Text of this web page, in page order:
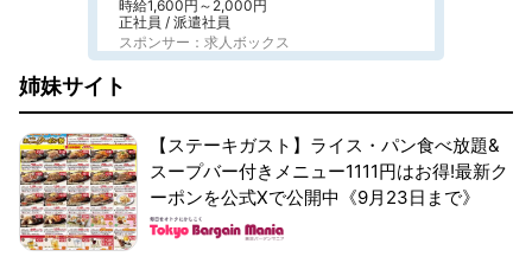
時給1,600円～2,000円
正社員 / 派遣社員
スポンサー：求人ボックス
姉妹サイト
【ステーキガスト】ライス・パン食べ放題&
スープバー付きメニュー1111円はお得!最新ク
ーポンを公式Xで公開中《9月23日まで》